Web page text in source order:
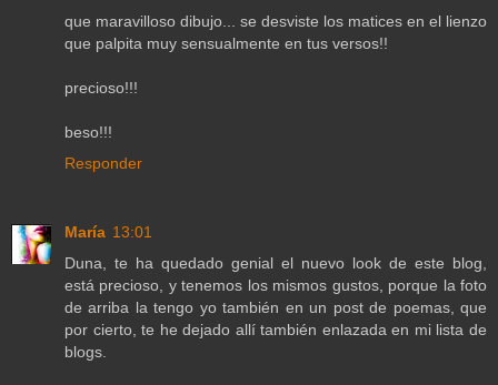
que maravilloso dibujo... se desviste los matices en el lienzo
que palpita muy sensualmente en tus versos!!
precioso!!!
beso!!!
Responder
María 13:01
Duna, te ha quedado genial el nuevo look de este blog,
está precioso, y tenemos los mismos gustos, porque la foto
de arriba la tengo yo también en un post de poemas, que
por cierto, te he dejado allí también enlazada en mi lista de
blogs.